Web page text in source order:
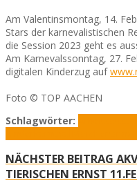
Am Valentinsmontag, 14.
Stars der karnevalistischen
die Session 2023 geht es
Am Karnevalssonntag, 27.
digitalen Kinderzug auf
Foto © TOP AACHEN
Schlagwörter:
NÄCHSTER BEITRAG
TIERISCHEN ERNST